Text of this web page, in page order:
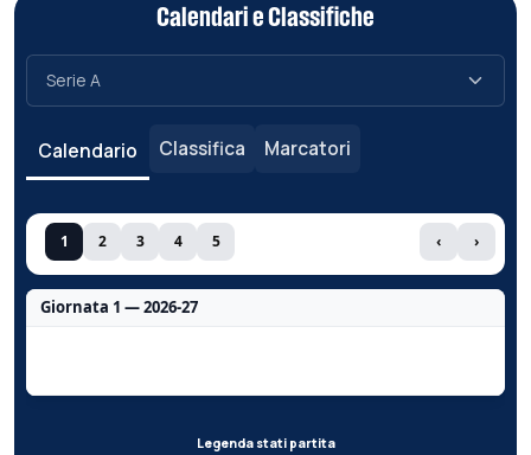
Calendari e Classifiche
Calendario Classifica Marcatori
1 2 3 4 5 ‹ ›
Giornata 1 — 2026-27
Legenda stati partita